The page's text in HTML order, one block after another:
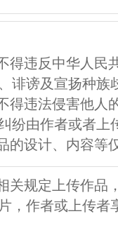
得违反中华人民
诽谤及宣扬种族
得违法侵害他人
纷由作者或者上
的设计、内容等
关规定上传作品
，作者或上传者